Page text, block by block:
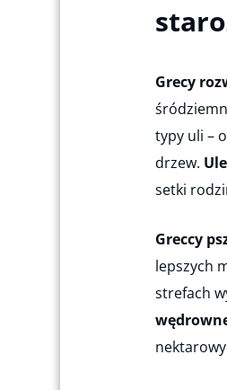
Grecy
typy uli –
drzew.
setki
Greccy
lepszych
strefach